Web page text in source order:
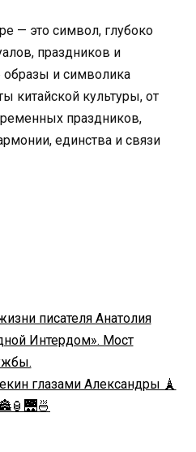
— это символ, глубоко
праздников и
и символика
китайской культуры, от
праздников,
единства и связи
писателя Анатолия
Интердом». Мост
глазами Александры 🗼